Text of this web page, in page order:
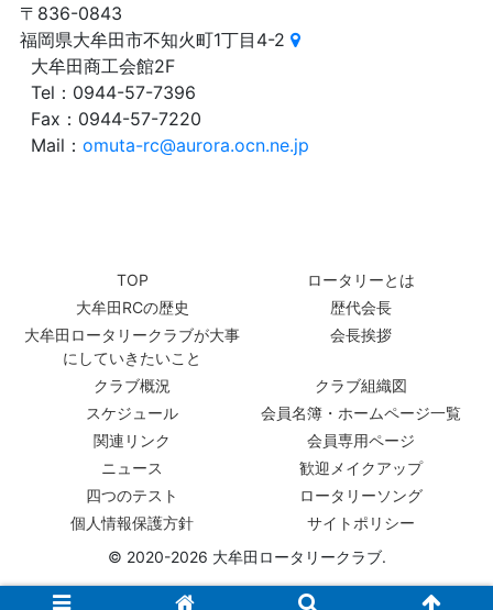
〒836-0843
福岡県大牟田市不知火町1丁目4-2
大牟田商工会館2F
Tel：0944-57-7396
Fax：0944-57-7220
Mail：omuta-rc@aurora.ocn.ne.jp
TOP
ロータリーとは
大牟田RCの歴史
歴代会長
大牟田ロータリークラブが大事
にしていきたいこと
会長挨拶
クラブ概況
クラブ組織図
スケジュール
会員名簿・ホームページ一覧
関連リンク
会員専用ページ
ニュース
歓迎メイクアップ
四つのテスト
ロータリーソング
個人情報保護方針
サイトポリシー
© 2020-2026 大牟田ロータリークラブ.